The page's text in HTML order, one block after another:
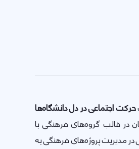
حرکت اجتماعی در دل دانشگاه‌ها
قالب گروه‌های فرهنگی با
در مدیریت پروژه‌های فرهنگی به